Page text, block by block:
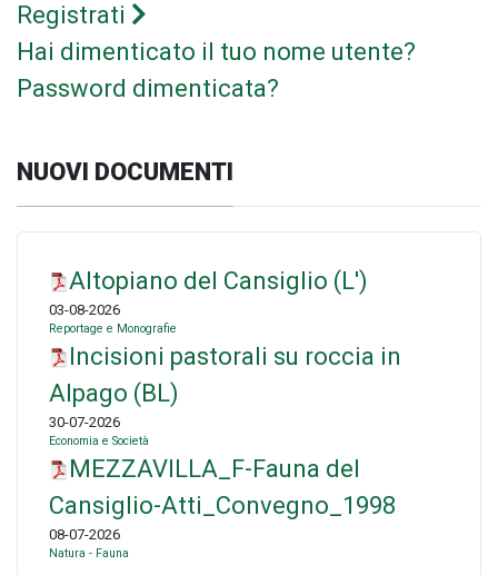
Registrati
Hai dimenticato il tuo nome utente?
Password dimenticata?
NUOVI DOCUMENTI
Altopiano del Cansiglio (L')
03-08-2026
Reportage e Monografie
Incisioni pastorali su roccia in
Alpago (BL)
30-07-2026
Economia e Società
MEZZAVILLA_F-Fauna del
Cansiglio-Atti_Convegno_1998
08-07-2026
Natura - Fauna